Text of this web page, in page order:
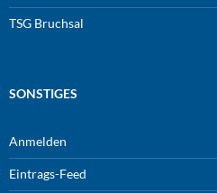
TSG Bruchsal
SONSTIGES
Anmelden
Eintrags-Feed